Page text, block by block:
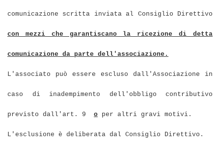
comunicazione scritta inviata al Consiglio Direttivo
con mezzi che garantiscano la ricezione di detta
comunicazione da parte dell'associazione.
L'associato può essere escluso dall'Associazione in
caso di inadempimento dell'obbligo contributivo
previsto dall'art. 9 o per altri gravi motivi.
L'esclusione è deliberata dal Consiglio Direttivo.